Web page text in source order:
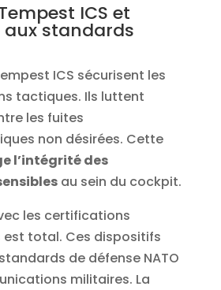
ICS et
standards
ICS sécurisent les
tactiques. Ils luttent
les fuites
non désirées. Cette
l’intégrité des
au sein du cockpit.
les certifications
total. Ces dispositifs
de défense NATO
militaires. La